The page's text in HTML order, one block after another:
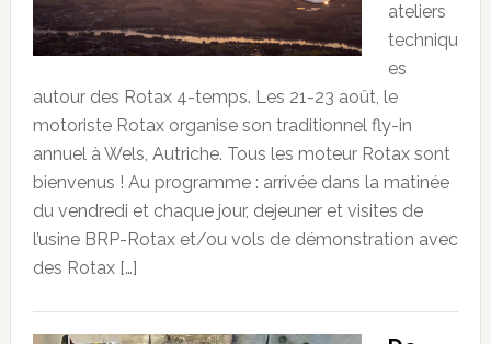
ateliers
techniqu
es
autour des Rotax 4-temps. Les 21-23 août, le
motoriste Rotax organise son traditionnel fly-in
annuel à Wels, Autriche. Tous les moteur Rotax sont
bienvenus ! Au programme : arrivée dans la matinée
du vendredi et chaque jour, dejeuner et visites de
l’usine BRP-Rotax et/ou vols de démonstration avec
des Rotax […]